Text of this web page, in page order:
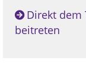
Direkt dem
beitreten